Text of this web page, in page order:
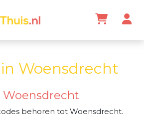
Woensdrecht
Woensdrecht
behoren tot Woensdrecht.